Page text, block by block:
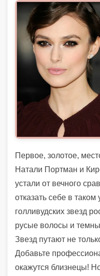
Первое, золотое,
Натали Портман и
устали от вечного
отказать себе в
голливудских звезд
русые волосы и
Звезд путают не
Добавьте
окажутся близнецы!